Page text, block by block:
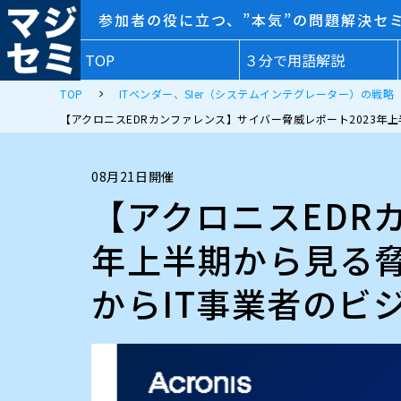
参加者の役に立つ、”本気”の問題解決セ
TOP
３分で用語解説
TOP
ITベンダー、SIer（システムインテグレーター）の戦略
【アクロニスEDRカンファレンス】サイバー脅威レポート2023
08月21日開催
【アクロニス
年上半期から見る
からIT事業者のビ